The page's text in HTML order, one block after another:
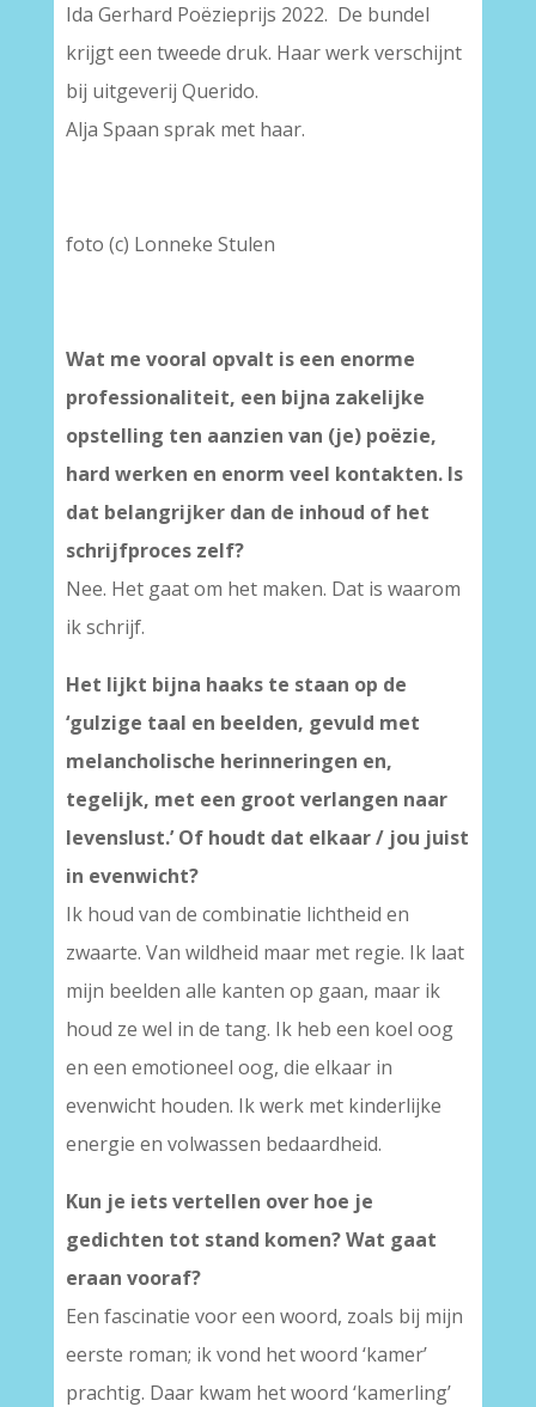
Ida Gerhard Poëzieprijs 2022. De bundel
krijgt een tweede druk. Haar werk verschijnt
bij uitgeverij Querido.
Alja Spaan sprak met haar.
foto (c) Lonneke Stulen
Wat me vooral opvalt is een enorme
professionaliteit, een bijna zakelijke
opstelling ten aanzien van (je) poëzie,
hard werken en enorm veel kontakten. Is
dat belangrijker dan de inhoud of het
schrijfproces zelf?
Nee. Het gaat om het maken. Dat is waarom
ik schrijf.
Het lijkt bijna haaks te staan op de
‘gulzige taal en beelden, gevuld met
melancholische herinneringen en,
tegelijk, met een groot verlangen naar
levenslust.’ Of houdt dat elkaar / jou juist
in evenwicht?
Ik houd van de combinatie lichtheid en
zwaarte. Van wildheid maar met regie. Ik laat
mijn beelden alle kanten op gaan, maar ik
houd ze wel in de tang. Ik heb een koel oog
en een emotioneel oog, die elkaar in
evenwicht houden. Ik werk met kinderlijke
energie en volwassen bedaardheid.
Kun je iets vertellen over hoe je
gedichten tot stand komen? Wat gaat
eraan vooraf?
Een fascinatie voor een woord, zoals bij mijn
eerste roman; ik vond het woord ‘kamer’
prachtig. Daar kwam het woord ‘kamerling’